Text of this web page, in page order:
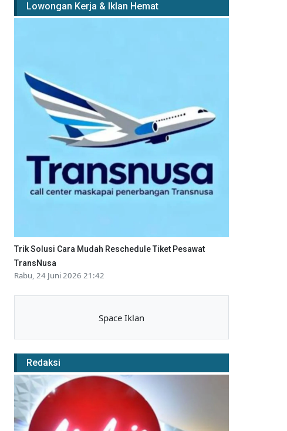
Lowongan Kerja & Iklan Hemat
Trik Solusi Cara Mudah Reschedule Tiket Pesawat
TransNusa
Rabu, 24 Juni 2026 21:42
Space Iklan
Redaksi